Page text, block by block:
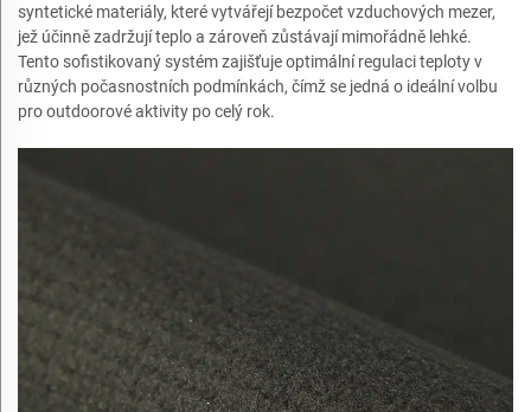
syntetické materiály, které vytvářejí bezpočet vzduchových mezer,
jež účinně zadržují teplo a zároveň zůstávají mimořádně lehké.
Tento sofistikovaný systém zajišťuje optimální regulaci teploty v
různých počasnostních podmínkách, čímž se jedná o ideální volbu
pro outdoorové aktivity po celý rok.